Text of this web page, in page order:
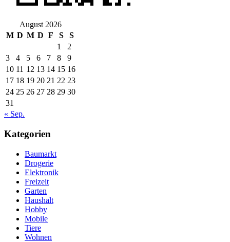
August 2026
M D M D F S
S
1
2
3
4 5 6 7 8
9
10 11 12 13 14 15 16
17 18 19 20 21 22 23
24 25 26 27 28 29 30
31
« Sep.
Kategorien
Baumarkt
Drogerie
Elektronik
Freizeit
Garten
Haushalt
Hobby
Mobile
Tiere
Wohnen